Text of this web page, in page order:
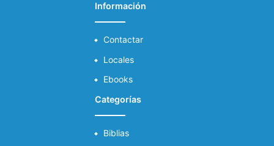
Información
Contactar
Locales
Ebooks
Categorías
Biblias